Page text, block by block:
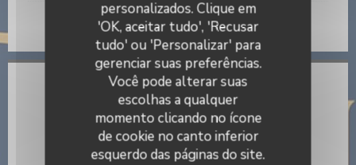
personalizados. Clique em
'OK, aceitar tudo', 'Recusar
tudo' ou 'Personalizar' para
gerenciar suas preferências.
Você pode alterar suas
escolhas a qualquer
momento clicando no ícone
de cookie no canto inferior
esquerdo das páginas do site.
* Reservas apenas
Local
36 RUE DU PORT 56000 Vannes((abre numa nova
02 97 47 15 90